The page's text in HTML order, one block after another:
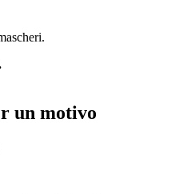
un motivo